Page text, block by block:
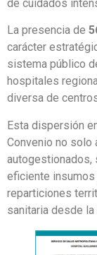
de cuidados
La presencia de
carácter
sistema público
hospitales
diversa de
Esta dispersión
Convenio no solo
autogestionados,
eficiente
reparticiones
sanitaria desde la